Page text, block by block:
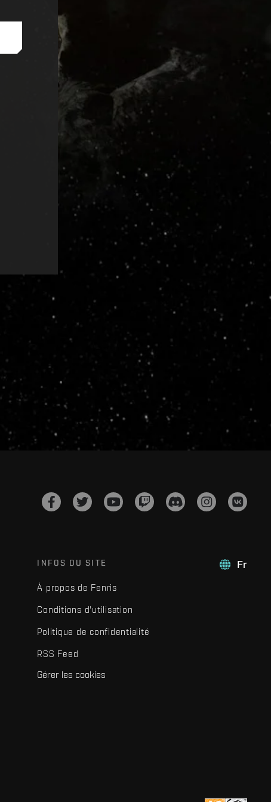
Fr
INFOS DU SITE
À propos de Fenris
Conditions d'utilisation
Politique de confidentialité
RSS Feed
Gérer les cookies